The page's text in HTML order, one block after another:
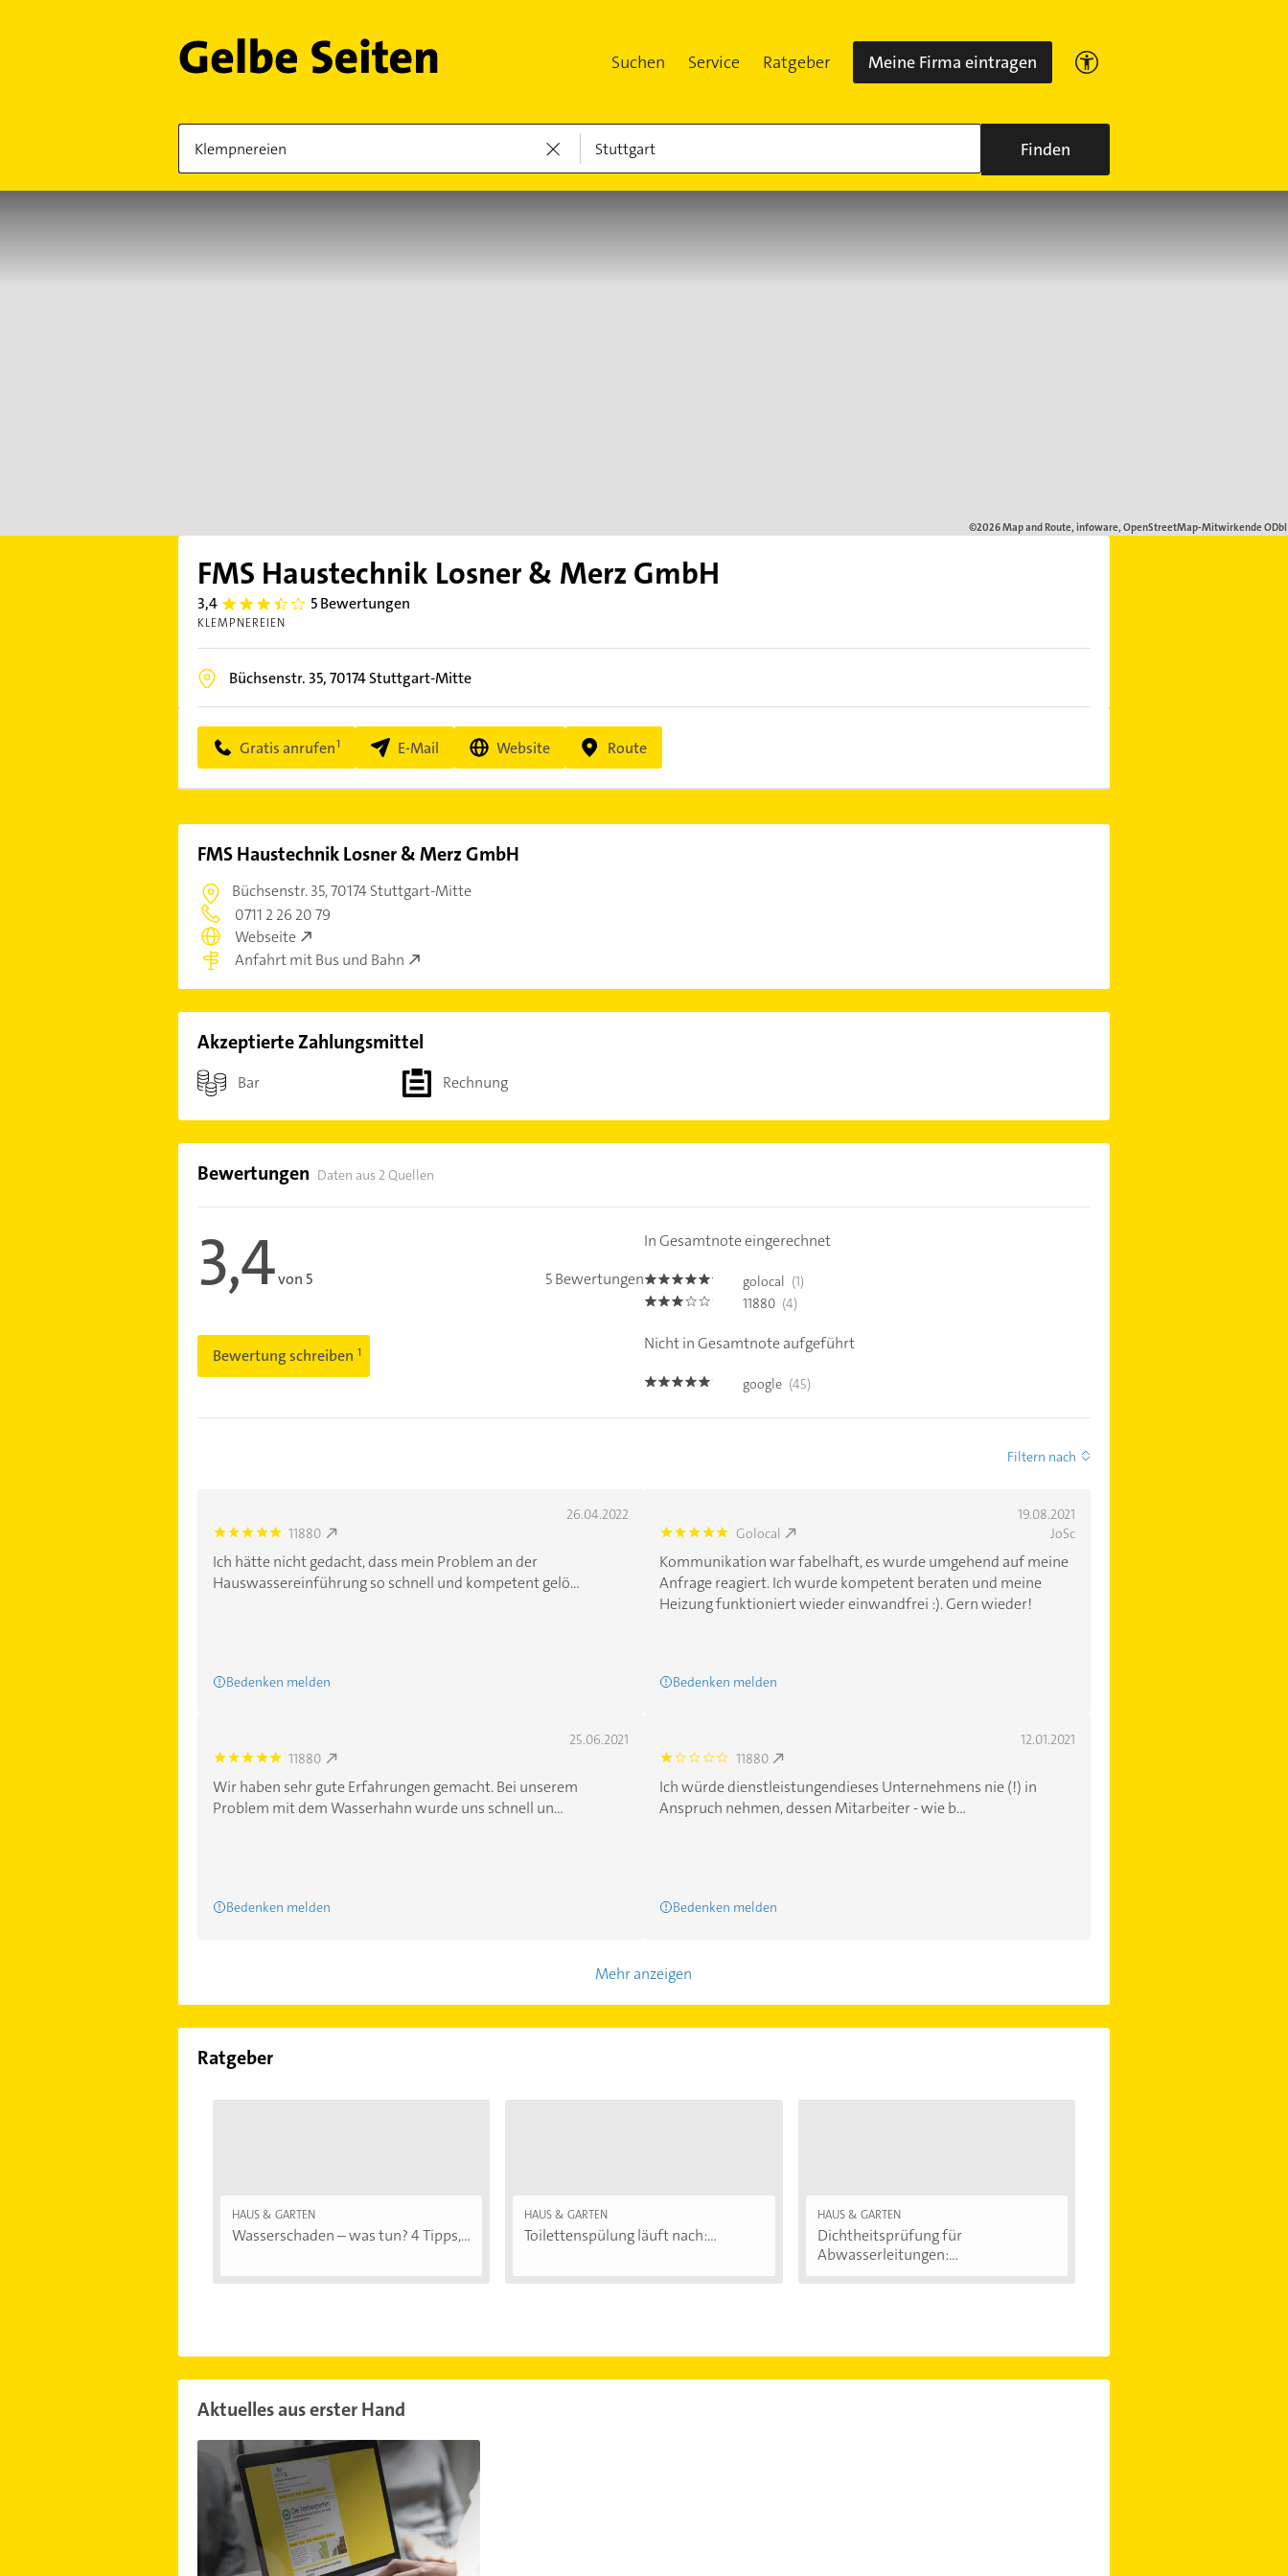
Suchen Service Ratgeber Meine Firma eintragen
Finden
FMS Haustechnik Losner & Merz GmbH
3,4 3.4 5 Bewertungen
KLEMPNEREIEN
Büchsenstr. 35,70174Stuttgart-Mitte
Gratis anrufen E-Mail Website Route
FMS Haustechnik Losner & Merz GmbH
Büchsenstr. 35,70174 Stuttgart-Mitte
0711 2 26 20 79
Webseite
Anfahrt mit Bus und Bahn
Akzeptierte Zahlungsmittel
Bar Rechnung
Bewertungen Daten aus 2 Quellen
3,4von 5 5 Bewertungen
Bewertung schreiben
In Gesamtnote eingerechnet
5.0 golocal (1)
3.0 11880 (4)
Nicht in Gesamtnote aufgeführt
4.8 google (45)
Filtern nach
26.04.2022
5.0 11880
Ich hätte nicht gedacht, dass mein Problem an der
Hauswassereinführung so schnell und kompetent gelö...
Bedenken melden
19.08.2021
5.0 Golocal JoSc
Kommunikation war fabelhaft, es wurde umgehend auf meine
Anfrage reagiert. Ich wurde kompetent beraten und meine
Heizung funktioniert wieder einwandfrei :). Gern wieder!
Bedenken melden
25.06.2021
5.0 11880
Wir haben sehr gute Erfahrungen gemacht. Bei unserem
Problem mit dem Wasserhahn wurde uns schnell un...
Bedenken melden
12.01.2021
1.0 11880
Ich würde dienstleistungendieses Unternehmens nie (!) in
Anspruch nehmen, dessen Mitarbeiter - wie b...
Bedenken melden
Mehr anzeigen
Ratgeber
HAUS & GARTEN
Wasserschaden – was tun? 4 Tipps,...
HAUS & GARTEN
Toilettenspülung läuft nach:...
HAUS & GARTEN
Dichtheitsprüfung für
Abwasserleitungen:...
Aktuelles aus erster Hand